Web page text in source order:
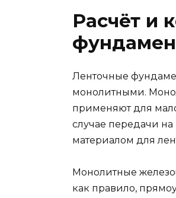
Расчёт и
Ленточные
монолитными.
применяют для
случае передачи
материалом для
Монолитные
как правило,